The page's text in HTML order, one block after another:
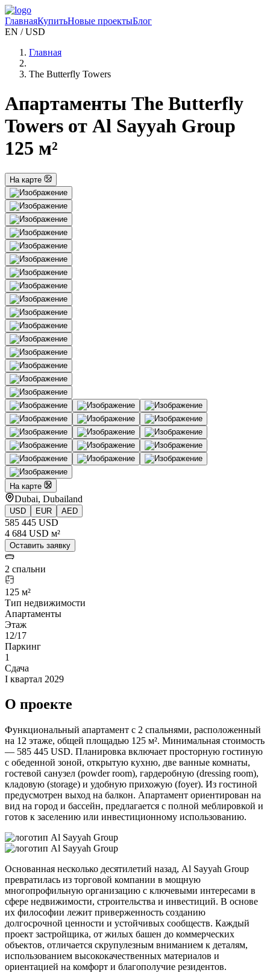
ГлавнаяКупитьНовые проектыБлог
EN / USD
Главная
The Butterfly Towers
Апартаменты The Butterfly
Towers от Al Sayyah Group
125 м²
На карте
На карте
Dubai, Dubailand
USD EUR AED
585 445 USD
4 684 USD м²
Оставить заявку
2 спальни
125 м²
Тип недвижимости
Апартаменты
Этаж
12/17
Паркинг
1
Сдача
I квартал 2029
О проекте
Функциональный апартамент с 2 спальнями, расположенный
на 12 этаже, общей площадью 125 м². Минимальная стоимость
— 585 445 USD. Планировка включает просторную гостиную
с обеденной зоной, открытую кухню, две ванные комнаты,
гостевой санузел (powder room), гардеробную (dressing room),
кладовую (storage) и удобную прихожую (foyer). Из гостиной
предусмотрен выход на балкон. Апартамент ориентирован на
вид на город и бассейн, предлагается с полной меблировкой и
готов к заселению или инвестиционному использованию.
Основанная несколько десятилетий назад, Al Sayyah Group
превратилась из торговой компании в мощную
многопрофильную организацию с ключевыми интересами в
сфере недвижимости, строительства и инвестиций. В основе
их философии лежит приверженность созданию
долгосрочной ценности и устойчивых сообществ. Каждый
проект застройщика, от жилых башен до коммерческих
объектов, отличается скрупулезным вниманием к деталям,
использованием высококачественных материалов и
ориентацией на комфорт и благополучие резидентов.